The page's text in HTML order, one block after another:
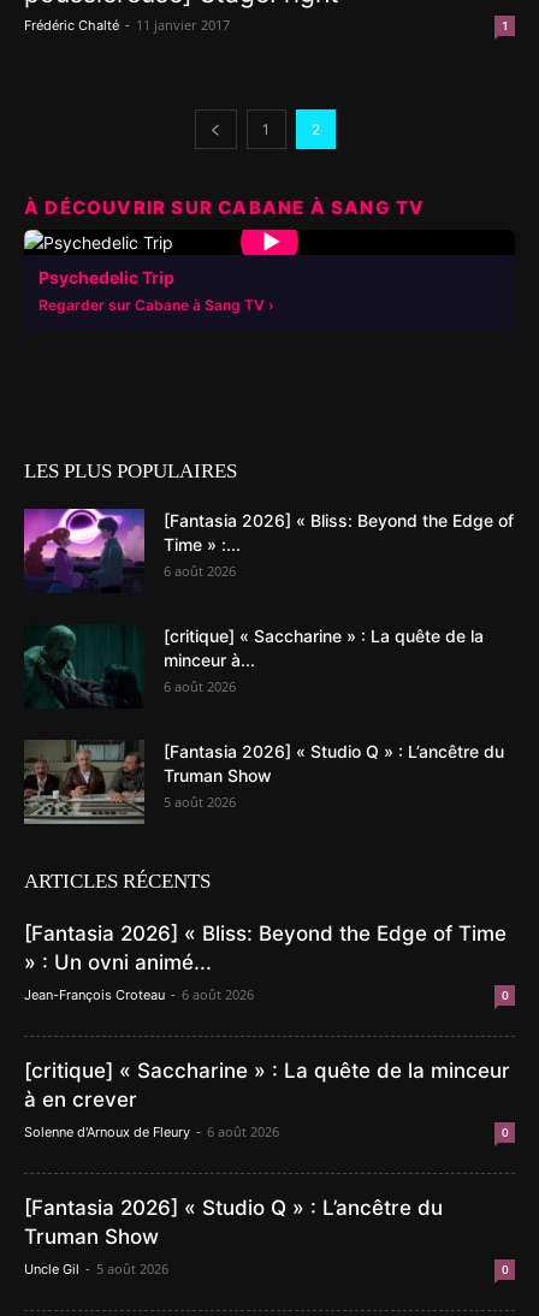
Frédéric Chalté - 11 janvier 2017 1
1 2
À DÉCOUVRIR SUR CABANE À SANG TV
▶
Psychedelic Trip
Regarder sur Cabane à Sang TV
LES PLUS POPULAIRES
[Fantasia 2026] « Bliss: Beyond the Edge of
Time » :...
6 août 2026
[critique] « Saccharine » : La quête de la
minceur à...
6 août 2026
[Fantasia 2026] « Studio Q » : L’ancêtre du
Truman Show
5 août 2026
ARTICLES RÉCENTS
[Fantasia 2026] « Bliss: Beyond the Edge of Time
» : Un ovni animé...
Jean-François Croteau - 6 août 2026 0
[critique] « Saccharine » : La quête de la minceur
à en crever
Solenne d'Arnoux de Fleury - 6 août 2026 0
[Fantasia 2026] « Studio Q » : L’ancêtre du
Truman Show
Uncle Gil - 5 août 2026 0